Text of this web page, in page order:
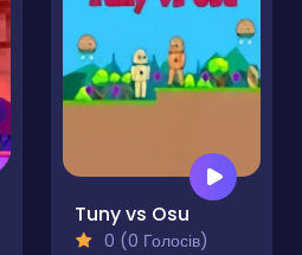
Tuny vs Osu
0 (0 Голосів)